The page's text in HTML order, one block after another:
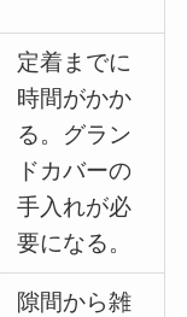
定着までに
時間がかか
る。グラン
ドカバーの
手入れが必
要になる。
隙間から雑